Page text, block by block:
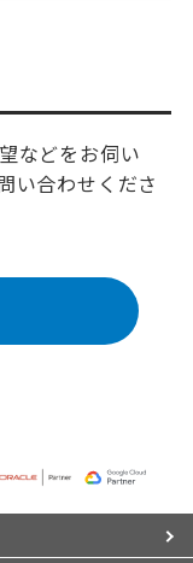
などをお伺い
い合わせくださ